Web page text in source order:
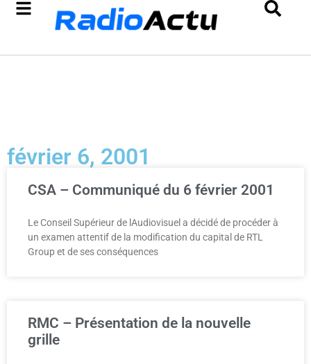
février 6, 2001
CSA – Communiqué du 6 février 2001
Le Conseil Supérieur de lAudiovisuel a décidé de procéder à
un examen attentif de la modification du capital de RTL
Group et de ses conséquences
RMC – Présentation de la nouvelle
grille